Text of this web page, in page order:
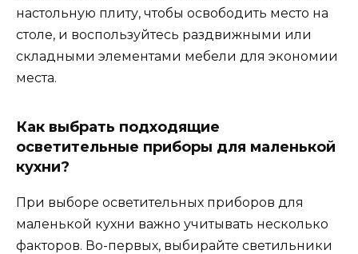
настольную плиту, чтобы освободить место на
столе, и воспользуйтесь раздвижными или
складными элементами мебели для экономии
места.
Как выбрать подходящие
осветительные приборы для маленькой
кухни?
При выборе осветительных приборов для
маленькой кухни важно учитывать несколько
факторов. Во-первых, выбирайте светильники